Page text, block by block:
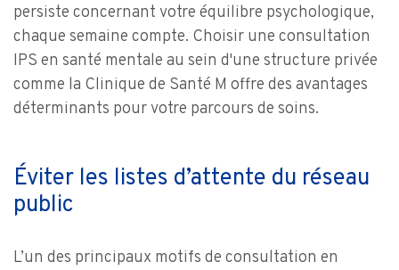
persiste concernant votre équilibre psychologique,
chaque semaine compte. Choisir une consultation
IPS en santé mentale au sein d'une structure privée
comme la Clinique de Santé M offre des avantages
déterminants pour votre parcours de soins.
Éviter les listes d’attente du réseau
public
L’un des principaux motifs de consultation en